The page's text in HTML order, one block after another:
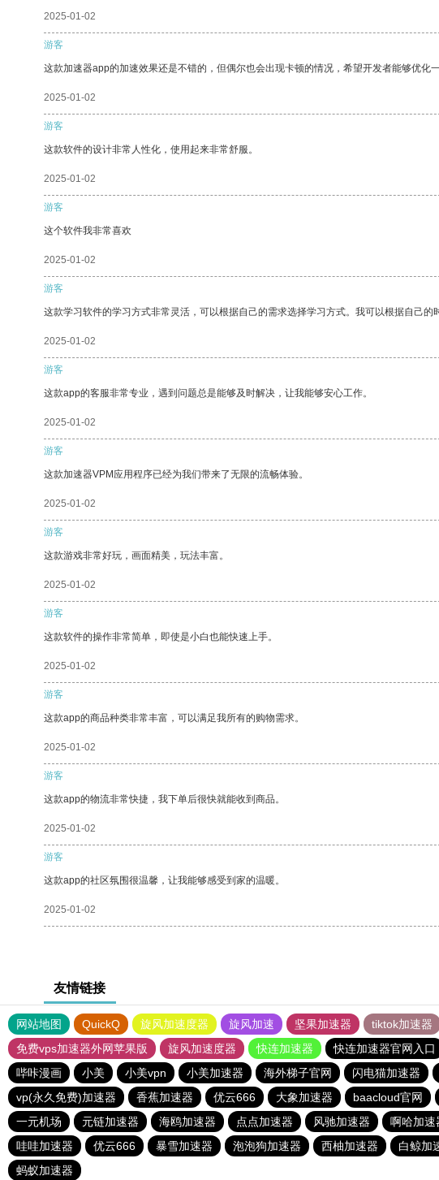
2025-01-02
游客
这款加速器app的加速效果还是不错的，但偶尔也会出现卡顿的情况，希望开发者能够优化一
2025-01-02
游客
这款软件的设计非常人性化，使用起来非常舒服。
2025-01-02
游客
这个软件我非常喜欢
2025-01-02
游客
这款学习软件的学习方式非常灵活，可以根据自己的需求选择学习方式。我可以根据自己的
2025-01-02
游客
这款app的客服非常专业，遇到问题总是能够及时解决，让我能够安心工作。
2025-01-02
游客
这款加速器VPM应用程序已经为我们带来了无限的流畅体验。
2025-01-02
游客
这款游戏非常好玩，画面精美，玩法丰富。
2025-01-02
游客
这款软件的操作非常简单，即使是小白也能快速上手。
2025-01-02
游客
这款app的商品种类非常丰富，可以满足我所有的购物需求。
2025-01-02
游客
这款app的物流非常快捷，我下单后很快就能收到商品。
2025-01-02
游客
这款app的社区氛围很温馨，让我能够感受到家的温暖。
2025-01-02
友情链接
网站地图 QuickQ 旋风加速度器 旋风加速 坚果加速器 tiktok加速器
免费vps加速器外网苹果版
旋风加速度器 快连加速器 快连加速器官网入口
哔咔漫画
小美 小美vpn 小美加速器 海外梯子官网 闪电猫加速器
vp(永久免费)加速器
香蕉加速器 优云666 大象加速器 baacloud官网
一元机场
元链加速器 海鸥加速器 点点加速器 风驰加速器 啊哈加速
哇哇加速器
优云666 暴雪加速器 泡泡狗加速器 西柚加速器 白鲸加
蚂蚁加速器